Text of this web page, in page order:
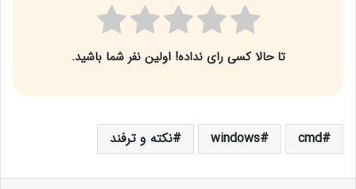
تا حالا کسی رای نداده! اولین نفر شما باشید.
cmd
windows نکته و ترفند